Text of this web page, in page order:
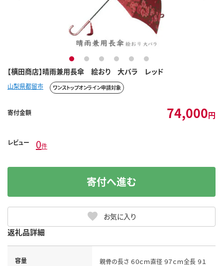
【槙田商店】晴雨兼用長傘 絵おり 大バラ レッド
1 2 3 4 5 6
山梨県都留市 ワンストップオンライン申請対象
寄付金額 74,000円
レビュー 0件
お気に入り
寄付へ進む
返礼品詳細
容量
親骨の長さ ６０ｃｍ直径 ９７ｃｍ全長 ９１